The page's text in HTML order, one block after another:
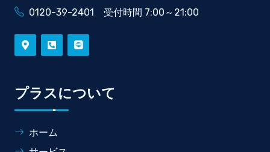
0120-39-2401 受付時間 7:00～21:00
プラスについて
ホーム